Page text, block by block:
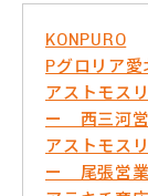
KONPURO
Pグロリア
アストモス
ー 西三河
アストモス
ー 尾張営